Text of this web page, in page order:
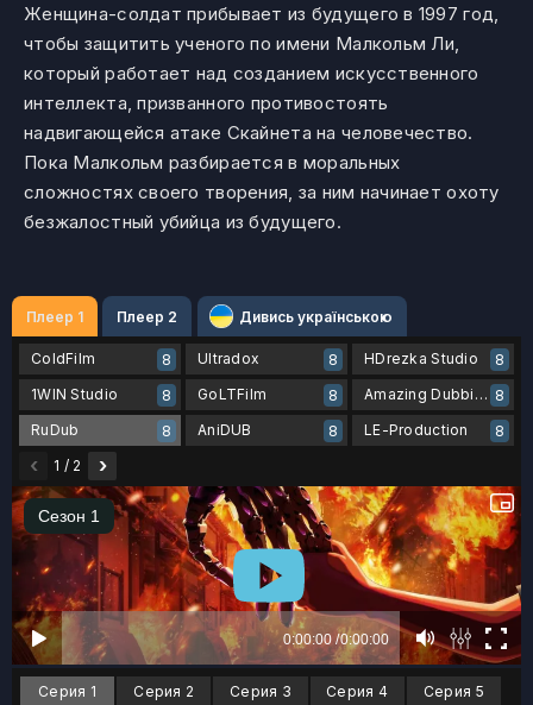
Женщина-солдат прибывает из будущего в 1997 год,
чтобы защитить ученого по имени Малкольм Ли,
который работает над созданием искусственного
интеллекта, призванного противостоять
надвигающейся атаке Скайнета на человечество.
Пока Малкольм разбирается в моральных
сложностях своего творения, за ним начинает охоту
безжалостный убийца из будущего.
Плеер 1 Плеер 2 Дивись українською
ColdFilm 8 Ultradox 8 HDrezka Studio
8
1WIN Studio
8 GoLTFilm 8 Amazing Dubbing 8
RuDub
8 AniDUB 8 LE-Production 8
‹ 1 / 2 ›
Серия 1 Серия 2 Серия 3 Серия 4 Серия 5